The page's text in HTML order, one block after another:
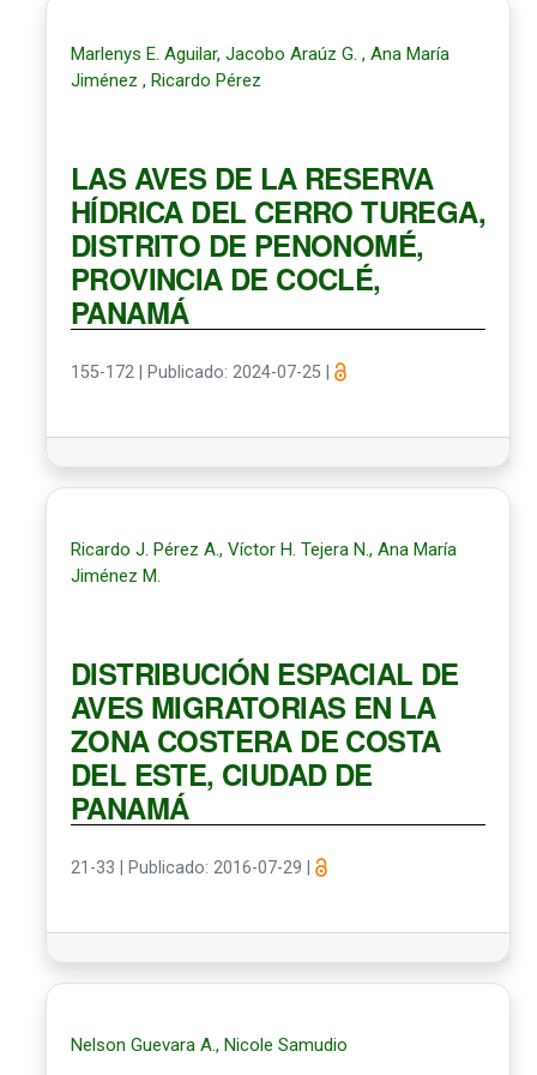
Marlenys E. Aguilar, Jacobo Araúz G. , Ana María
Jiménez , Ricardo Pérez
LAS AVES DE LA RESERVA
HÍDRICA DEL CERRO TUREGA,
DISTRITO DE PENONOMÉ,
PROVINCIA DE COCLÉ,
PANAMÁ
155-172 Publicado: 2024-07-25
Ricardo J. Pérez A., Víctor H. Tejera N., Ana María
Jiménez M.
DISTRIBUCIÓN ESPACIAL DE
AVES MIGRATORIAS EN LA
ZONA COSTERA DE COSTA
DEL ESTE, CIUDAD DE
PANAMÁ
21-33 Publicado: 2016-07-29
Nelson Guevara A., Nicole Samudio